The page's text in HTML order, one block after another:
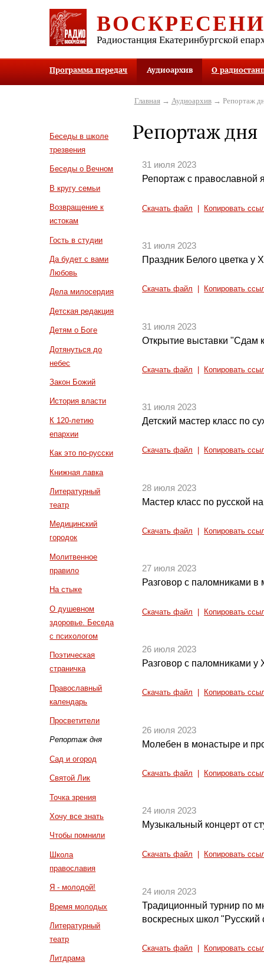
Радиостанция Екатеринбургской
Программа передач Аудиоархив О
Беседы в школе
трезвения
Беседы о Вечном
В кругу семьи
Возвращение к
истокам
Гость в студии
Да будет с вами
Любовь
Дела милосердия
Детская редакция
Детям о Боге
Дотянуться до
небес
Закон Божий
История власти
К 120-летию
епархии
Как это по-русски
Книжная лавка
Литературный
театр
Медицинский
городок
Молитвенное
правило
На стыке
О душевном
здоровье. Беседа
с психологом
Поэтическая
страничка
Православный
календарь
Просветители
Репортаж дня
Сад и огород
Святой Лик
Точка зрения
Хочу все знать
Чтобы помнили
Школа
православия
Я - молодой!
Время молодых
Литературный
театр
Литдрама
Главная→ Аудиоархив→ Репортаж
Репортаж дня
31 июля 2023
Репортаж с православной
Скачать файл Копировать
31 июля 2023
Праздник Белого цветка у
Скачать файл Копировать
31 июля 2023
Открытие выставки "Сдам
Скачать файл Копировать
31 июля 2023
Детский мастер класс по
Скачать файл Копировать
28 июля 2023
Мастер класс по русской
Скачать файл Копировать
27 июля 2023
Разговор с паломниками
Скачать файл Копировать
26 июля 2023
Разговор с паломниками у
Скачать файл Копировать
26 июля 2023
Молебен в монастыре и
Скачать файл Копировать
24 июля 2023
Музыкальный концерт от
Скачать файл Копировать
24 июля 2023
Традиционный турнир по
воскресных школ "Русский
Скачать файл Копировать